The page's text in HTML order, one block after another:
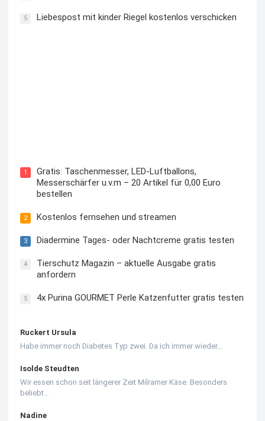
5 Liebespost mit kinder Riegel kostenlos verschicken
1
Gratis: Taschenmesser, LED-Luftballons,
Messerschärfer u.v.m – 20 Artikel für 0,00 Euro
bestellen
2 Kostenlos fernsehen und streamen
3 Diadermine Tages- oder Nachtcreme gratis testen
4
Tierschutz Magazin – aktuelle Ausgabe gratis
anfordern
5 4x Purina GOURMET Perle Katzenfutter gratis testen
Ruckert Ursula
Habe immer noch Diabetes Typ zwei. Da ich immer wieder…
Isolde Steudten
Wir essen schon seit längerer Zeit Milramer Käse. Besonders
beliebt…
Nadine